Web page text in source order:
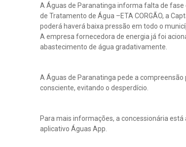
A Águas de Paranatinga informa falta de
de Tratamento de Água –ETA CORGÃO, a
poderá haverá baixa pressão em todo o
A empresa fornecedora de energia já foi
abastecimento de água gradativamente.
A Águas de Paranatinga pede a
consciente, evitando o desperdício.
Para mais informações, a concessionária
aplicativo Águas App.